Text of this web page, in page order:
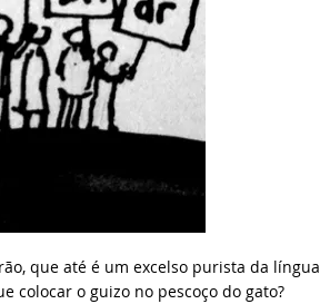
que até é um excelso purista da língua
colocar o guizo no pescoço do gato?